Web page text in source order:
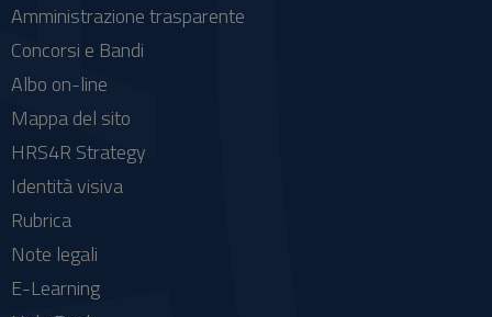
Amministrazione trasparente
Concorsi e Bandi
Albo on-line
Mappa del sito
HRS4R Strategy
Identità visiva
Rubrica
Note legali
E-Learning